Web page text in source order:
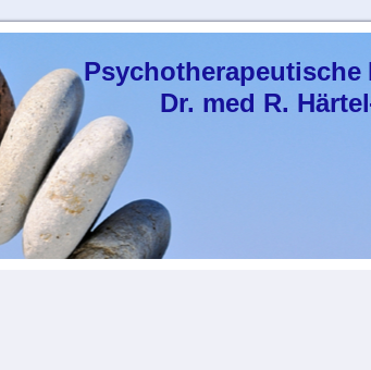
Psychotherapeutische
Dr. med R. Härtel-